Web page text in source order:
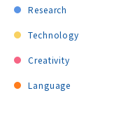
Research
Technology
Creativity
Language